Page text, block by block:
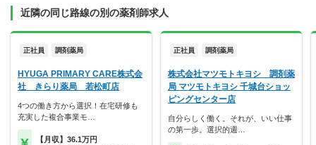
近隣の同じ路線の別の薬剤師求人
正社員 調剤薬局
HYUGA PRIMARY CARE株式会
社 きらり薬局 若松町店
4つの働き方から選択！在宅研修も
充実した複合事業モ…
【月収】36.1万円
正社員 調剤薬局
株式会社マツモトキヨシ 調剤薬
局 マツモトキヨシ 千城台ショッ
ピングセンター店
自分らしく働く。それが、いい仕事
の第一歩。選択的週…